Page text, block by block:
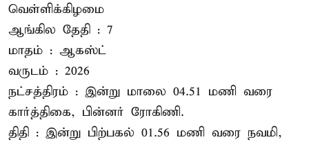
வெள்ளிக்கிழமை
ஆங்கில தேதி : 7
மாதம் : ஆகஸ்ட்
வருடம் : 2026
நட்சத்திரம் : இன்று மாலை 04.51 மணி வரை
கார்த்திகை, பின்னர் ரோகிணி.
திதி : இன்று பிற்பகல் 01.56 மணி வரை நவமி,